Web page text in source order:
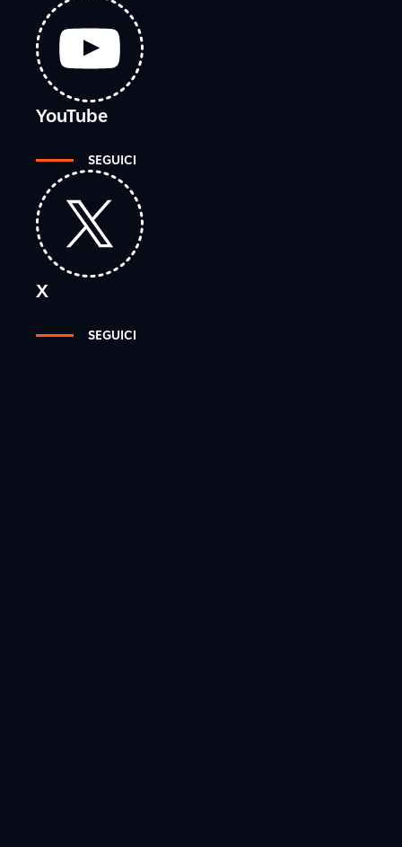
YouTube
SEGUICI
X
SEGUICI